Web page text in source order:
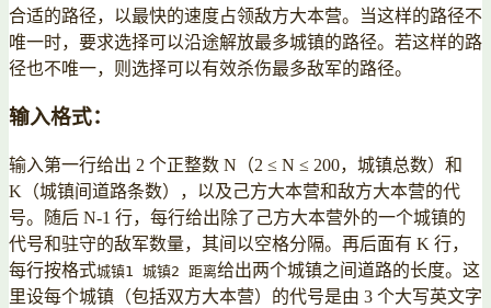
合适的路径，以最快的速度占领敌方大本营。当这样的路径不
唯一时，要求选择可以沿途解放最多城镇的路径。若这样的路
径也不唯一，则选择可以有效杀伤最多敌军的路径。
输入格式：
输入第一行给出 2 个正整数 N（2 ≤ N ≤ 200，城镇总数）和
K（城镇间道路条数），以及己方大本营和敌方大本营的代
号。随后 N-1 行，每行给出除了己方大本营外的一个城镇的
代号和驻守的敌军数量，其间以空格分隔。再后面有 K 行，
每行按格式城镇1 城镇2 距离给出两个城镇之间道路的长度。这
里设每个城镇（包括双方大本营）的代号是由 3 个大写英文字